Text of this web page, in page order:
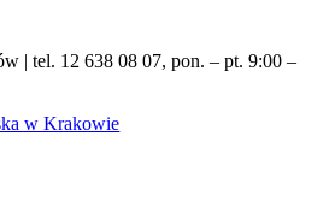
| tel. 12 638 08 07, pon. – pt. 9:00 –